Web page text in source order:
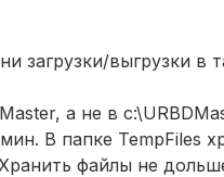
загрузки/выгрузки в
а не в
В папке TempFiles
файлы не